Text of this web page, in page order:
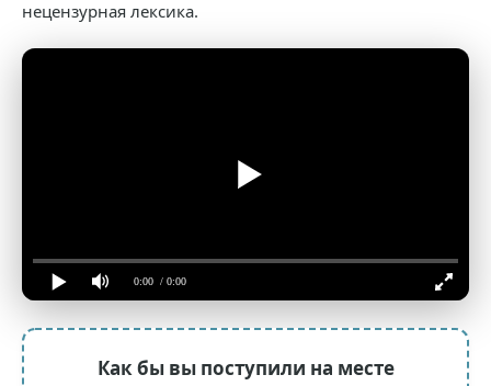
нецензурная лексика.
0:00 / 0:00
Как бы вы поступили на месте